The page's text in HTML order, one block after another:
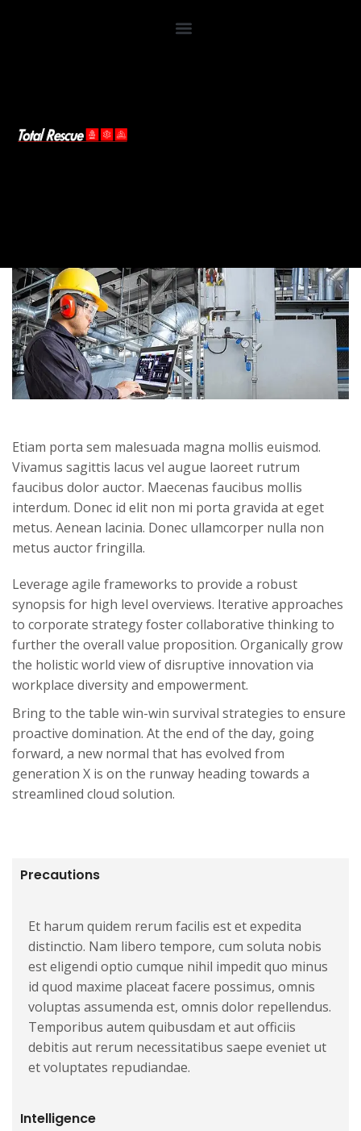
Etiam porta sem malesuada magna mollis euismod.
Vivamus sagittis lacus vel augue laoreet rutrum
faucibus dolor auctor. Maecenas faucibus mollis
interdum. Donec id elit non mi porta gravida at eget
metus. Aenean lacinia. Donec ullamcorper nulla non
metus auctor fringilla.
Leverage agile frameworks to provide a robust
synopsis for high level overviews. Iterative approaches
to corporate strategy foster collaborative thinking to
further the overall value proposition. Organically grow
the holistic world view of disruptive innovation via
workplace diversity and empowerment.
Bring to the table win-win survival strategies to ensure
proactive domination. At the end of the day, going
forward, a new normal that has evolved from
generation X is on the runway heading towards a
streamlined cloud solution.
Precautions
Et harum quidem rerum facilis est et expedita
distinctio. Nam libero tempore, cum soluta nobis
est eligendi optio cumque nihil impedit quo minus
id quod maxime placeat facere possimus, omnis
voluptas assumenda est, omnis dolor repellendus.
Temporibus autem quibusdam et aut officiis
debitis aut rerum necessitatibus saepe eveniet ut
et voluptates repudiandae.
Intelligence